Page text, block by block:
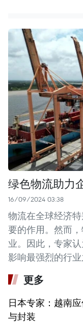
绿色物流助力
16/09/2024 03:38
物流在全球经济
要的作用。然而
业。因此，专家
影响最强烈的行业
更多
日本专家：越南
与封装